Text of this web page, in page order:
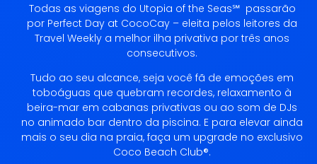
Todas as viagens do Utopia of the Seas℠ passarão
por Perfect Day at CocoCay – eleita pelos leitores da
Travel Weekly a melhor ilha privativa por três anos
consecutivos.
Tudo ao seu alcance, seja você fã de emoções em
toboáguas que quebram recordes, relaxamento à
beira-mar em cabanas privativas ou ao som de DJs
no animado bar dentro da piscina. E para elevar ainda
mais o seu dia na praia, faça um upgrade no exclusivo
Coco Beach Club®.